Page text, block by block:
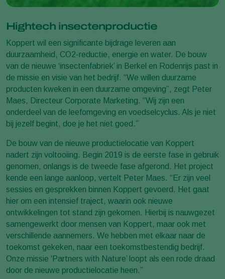
Hightech insectenproductie
Koppert wil een significante bijdrage leveren aan
duurzaamheid, CO2-reductie, energie en water. De bouw
van de nieuwe ‘insectenfabriek’ in Berkel en Rodenrijs past in
de missie en visie van het bedrijf. “We willen duurzame
producten kweken in een duurzame omgeving”, zegt Peter
Maes, Directeur Corporate Marketing. “Wij zijn een
onderdeel van de leefomgeving en voedselcyclus. Als je niet
bij jezelf begint, doe je het niet goed.”
De bouw van de nieuwe productielocatie van Koppert
nadert zijn voltooiing. Begin 2019 is de eerste fase in gebruik
genomen, onlangs is de tweede fase afgerond. Het project
kende een lange aanloop, vertelt Peter Maes. “Er zijn veel
sessies en gesprekken binnen Koppert gevoerd. Het gaat
hier om een intensief traject, waarin ook nieuwe
ontwikkelingen tot stand zijn gekomen. Hierbij is nauwgezet
samengewerkt door mensen van Koppert, maar ook met
verschillende aannemers. We hebben met elkaar naar de
toekomst gekeken, naar een toekomstbestendig bedrijf.
Onze missie ‘Partners with Nature’ loopt als een rode draad
door de nieuwe productielocatie heen.”